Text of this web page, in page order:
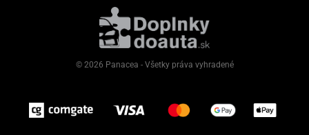
© 2026 Panacea - Všetky práva vyhradené